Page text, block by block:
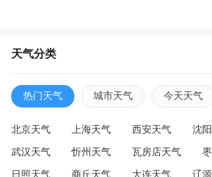
天气分类
热门天气 城市天气 今天天气
北京天气 上海天气 西安天气 沈
武汉天气 忻州天气 瓦房店天气
日照天气 商丘天气 大连天气 辽